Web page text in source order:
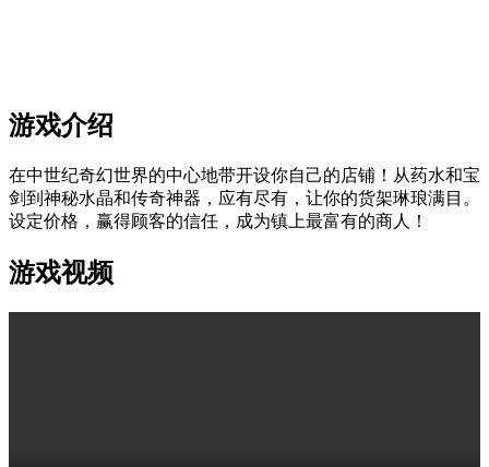
游戏介绍
在中世纪奇幻世界的中心地带开设你自己的店铺！从药水和宝
剑到神秘水晶和传奇神器，应有尽有，让你的货架琳琅满目。
设定价格，赢得顾客的信任，成为镇上最富有的商人！
游戏视频